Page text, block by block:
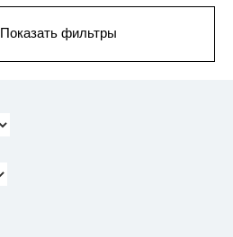
Показать фильтры